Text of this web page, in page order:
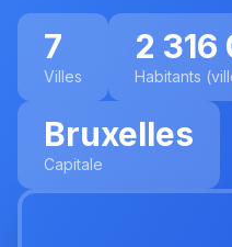
7
Villes
2 316
Habitants
Bruxelles
Capitale